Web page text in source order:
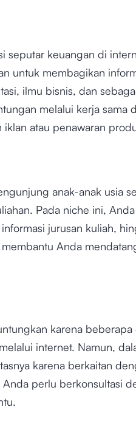
seputar keuangan di
untuk membagikan
ilmu bisnis, dan
melalui kerja sama
atau penawaran
anak-anak usia
Pada niche ini,
jurusan kuliah,
Anda
karena beberapa
internet. Namun,
karena berkaitan
perlu berkonsultasi